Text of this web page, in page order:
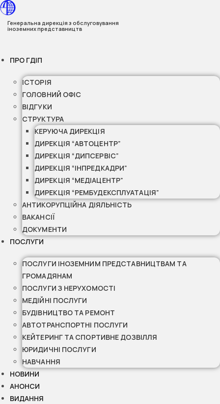
Перейти
до
вмісту
Генеральна дирекція з обслуговування
іноземних представництв
ПРО ГДІП
ІСТОРІЯ
ГОЛОВНИЙ ОФІС
ВІДГУКИ
СТРУКТУРА
КЕРУЮЧА ДИРЕКЦІЯ
ДИРЕКЦІЯ “АВТОЦЕНТР”
ДИРЕКЦІЯ “ДИПСЕРВІС”
ДИРЕКЦІЯ “ІНПРЕДКАДРИ”
ДИРЕКЦІЯ “МЕДІАЦЕНТР”
ДИРЕКЦІЯ “РЕМБУДЕКСПЛУАТАЦІЯ”
АНТИКОРУПЦІЙНА ДІЯЛЬНІСТЬ
ВАКАНСІЇ
ДОКУМЕНТИ
ПОСЛУГИ
ПОСЛУГИ ІНОЗЕМНИМ ПРЕДСТАВНИЦТВАМ ТА
ГРОМАДЯНАМ
ПОСЛУГИ З НЕРУХОМОСТІ
МЕДІЙНІ ПОСЛУГИ
БУДІВНИЦТВО ТА РЕМОНТ
АВТОТРАНСПОРТНІ ПОСЛУГИ
КЕЙТЕРИНГ ТА СПОРТИВНЕ ДОЗВІЛЛЯ
ЮРИДИЧНІ ПОСЛУГИ
НАВЧАННЯ
НОВИНИ
АНОНСИ
ВИДАННЯ